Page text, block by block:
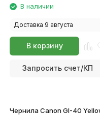
В наличии
Доставка 9 августа
В корзину
Запросить счет/КП
Чернила Canon GI-40